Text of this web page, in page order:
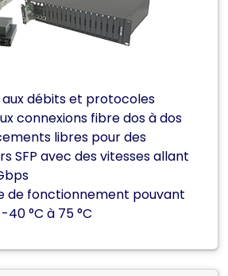
débits et protocoles
connexions fibre dos à dos
libres pour des
SFP avec des vitesses allant
de fonctionnement pouvant
°C à 75 °C